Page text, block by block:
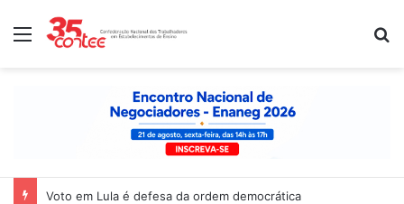
Menu
Voto em Lula é defesa da ordem democrática